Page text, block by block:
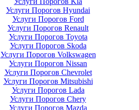
Услуги Порогов Hyundai
Услуги Порогов Ford
Услуги Порогов Renault
Услуги Порогов Toyota
Услуги Порогов Skoda
Услуги Порогов Volkswagen
Услуги Порогов Nissan
Услуги Порогов Chevrolet
Услуги Порогов Mitsubishi
Услуги Порогов Lada
Услуги Порогов Chery
Услуги Порогов Mazda